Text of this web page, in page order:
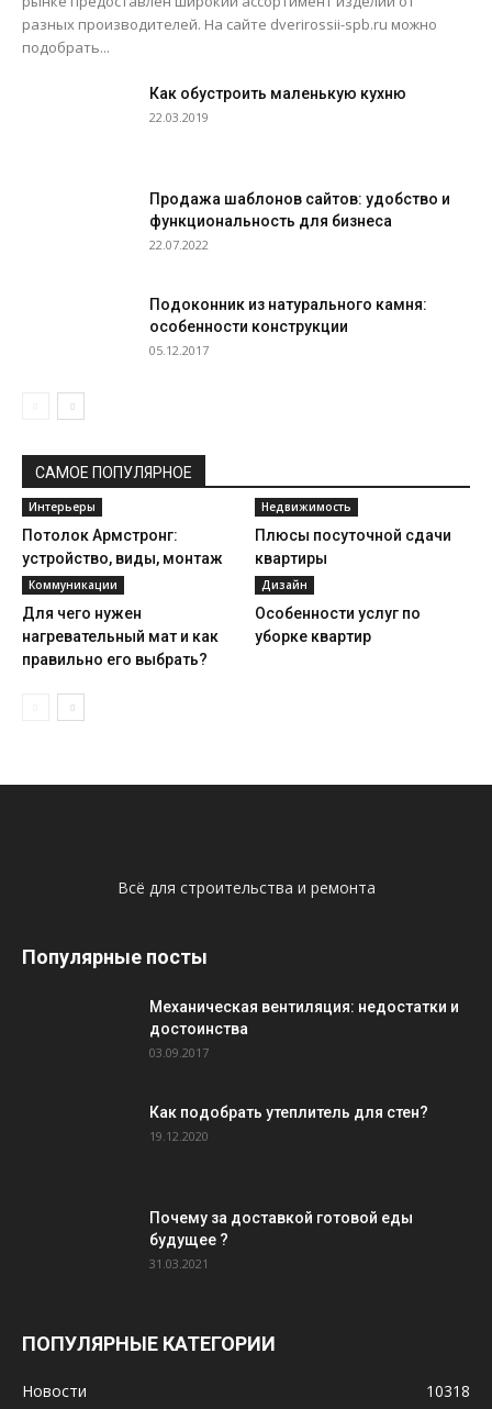
разных производителей. На сайте dverirossii-spb.ru можно
подобрать...
Как обустроить маленькую кухню
22.03.2019
Продажа шаблонов сайтов: удобство и
функциональность для бизнеса
22.07.2022
Подоконник из натурального камня:
особенности конструкции
05.12.2017
САМОЕ ПОПУЛЯРНОЕ
Интерьеры
Потолок Армстронг:
устройство, виды, монтаж
Недвижимость
Плюсы посуточной сдачи
квартиры
Коммуникации
Для чего нужен
нагревательный мат и как
правильно его выбрать?
Дизайн
Особенности услуг по
уборке квартир
Всё для строительства и ремонта
Популярные посты
Механическая вентиляция: недостатки и
достоинства
03.09.2017
Как подобрать утеплитель для стен?
19.12.2020
Почему за доставкой готовой еды
будущее ?
31.03.2021
ПОПУЛЯРНЫЕ КАТЕГОРИИ
Новости 10318